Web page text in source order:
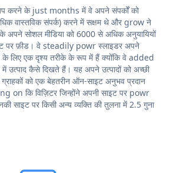
करने के just months में वे अपने संपर्कों को
वास्तविक संपर्क) करने में सक्षम थे और grow ने
अपने सोशल मीडिया को 6000 से अधिक अनुयायियों
पर फ़ीड। वे steadily powr स्लाइडर अपने
के लिए एक दृश्य तरीके के रूप में हैं क्योंकि वे added
में उत्पाद कैसे दिखते हैं। यह अपने उत्पादों को अच्छी
को एक बेहतरीन ऑन-साइट अनुभव प्रदान
on कि विज़िटर जिन्होंने अपनी साइट पर powr
साइट पर किसी अन्य व्यक्ति की तुलना में 2.5 गुना